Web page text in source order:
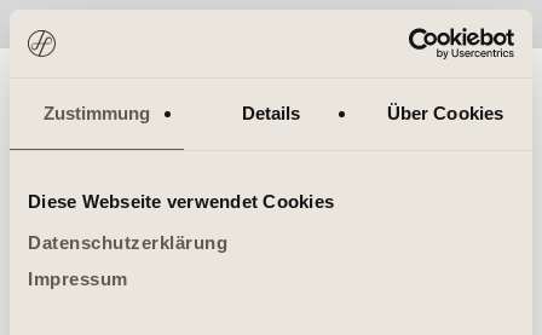
Zustimmung Details Über Cookies
Diese Webseite verwendet Cookies
Datenschutzerklärung
Impressum